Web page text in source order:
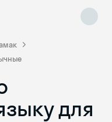
для